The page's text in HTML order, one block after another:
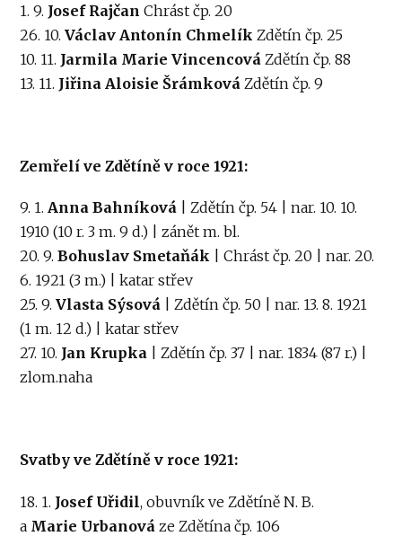
1. 9. Josef Rajčan Chrást čp. 20
26. 10.Václav Antonín Chmelík Zdětín čp. 25
10. 11. Jarmila Marie Vincencová Zdětín čp. 88
13. 11. Jiřina Aloisie Šrámková Zdětín čp. 9
Zemřelí ve Zdětíně v roce 1921:
9. 1.Anna Bahníková | Zdětín čp. 54 | nar. 10. 10.
1910 (10 r. 3 m. 9 d.) | zánět m. bl.
20. 9.Bohuslav Smetaňák | Chrást čp. 20 | nar. 20.
6. 1921 (3 m.) | katar střev
25. 9.Vlasta Sýsová | Zdětín čp. 50 | nar. 13. 8. 1921
(1 m. 12 d.) | katar střev
27. 10. Jan Krupka | Zdětín čp. 37 | nar. 1834 (87 r.) |
zlom.naha
Svatby ve Zdětíně v roce 1921:
18. 1. Josef Uřidil, obuvník ve Zdětíně N. B.
a Marie Urbanová ze Zdětína čp. 106